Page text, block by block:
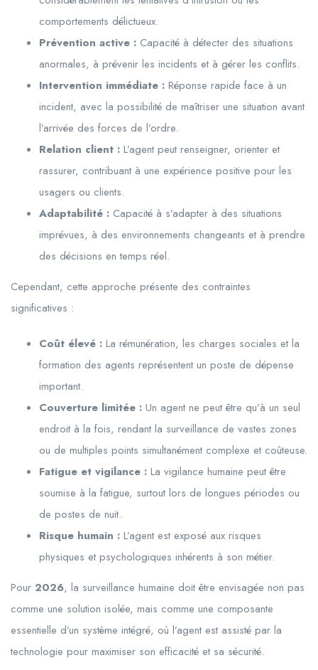
comportements délictueux.
Prévention active : Capacité à détecter des situations
anormales, à prévenir les incidents et à gérer les conflits.
Intervention immédiate : Réponse rapide face à un
incident, avec la possibilité de maîtriser une situation avant
l’arrivée des forces de l’ordre.
Relation client : L’agent peut renseigner, orienter et
rassurer, contribuant à une expérience positive pour les
usagers ou clients.
Adaptabilité : Capacité à s’adapter à des situations
imprévues, à des environnements changeants et à prendre
des décisions en temps réel.
Cependant, cette approche présente des contraintes
significatives :
Coût élevé : La rémunération, les charges sociales et la
formation des agents représentent un poste de dépense
important.
Couverture limitée : Un agent ne peut être qu’à un seul
endroit à la fois, rendant la surveillance de vastes zones
ou de multiples points simultanément complexe et coûteuse.
Fatigue et vigilance : La vigilance humaine peut être
soumise à la fatigue, surtout lors de longues périodes ou
de postes de nuit.
Risque humain : L’agent est exposé aux risques
physiques et psychologiques inhérents à son métier.
Pour 2026, la surveillance humaine doit être envisagée non pas
comme une solution isolée, mais comme une composante
essentielle d’un système intégré, où l’agent est assisté par la
technologie pour maximiser son efficacité et sa sécurité.